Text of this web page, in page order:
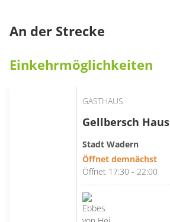
An der Strecke
Einkehrmöglichkeiten
GASTHAUS
Gellbersch Haus
Stadt Wadern
Öffnet demnächst
Öffnet 17:30 - 22:00